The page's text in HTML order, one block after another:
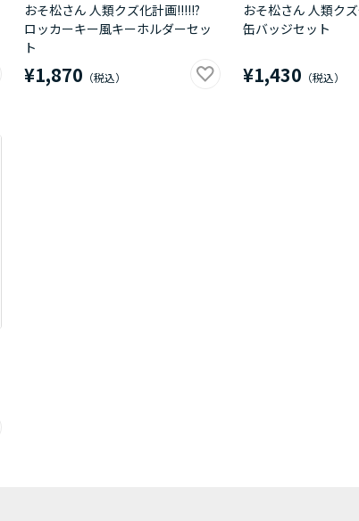
おそ松さん 人類クズ化計画!!!!!?
ロッカーキー風キーホルダーセッ
ト
¥1,870
おそ松さん 人類ク
缶バッジセット
¥1,430